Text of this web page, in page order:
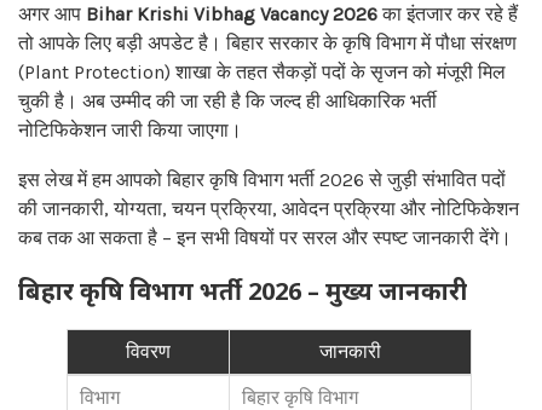
अगर आप Bihar Krishi Vibhag Vacancy 2026का इंतजार कर रहे हैं
तो आपके लिए बड़ी अपडेट है। बिहार सरकार के कृषि विभाग में पौधा संरक्षण
(Plant Protection) शाखा के तहत सैकड़ों पदों के सृजन को मंजूरी मिल
चुकी है। अब उम्मीद की जा रही है कि जल्द ही आधिकारिक भर्ती
नोटिफिकेशन जारी किया जाएगा।
इस लेख में हम आपको बिहार कृषि विभाग भर्ती 2026 से जुड़ी संभावित पदों
की जानकारी, योग्यता, चयन प्रक्रिया, आवेदन प्रक्रिया और नोटिफिकेशन
कब तक आ सकता है – इन सभी विषयों पर सरल और स्पष्ट जानकारी देंगे।
बिहार कृषि विभाग भर्ती 2026 – मुख्य जानकारी
विवरण
जानकारी
विभाग
बिहार कृषि विभाग